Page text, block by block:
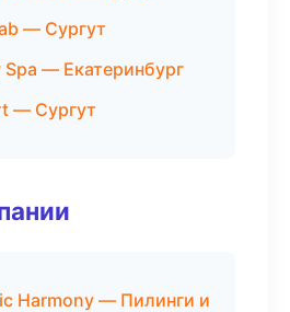
— Сургут
Spa — Екатеринбург
— Сургут
Harmony — Пилинги и